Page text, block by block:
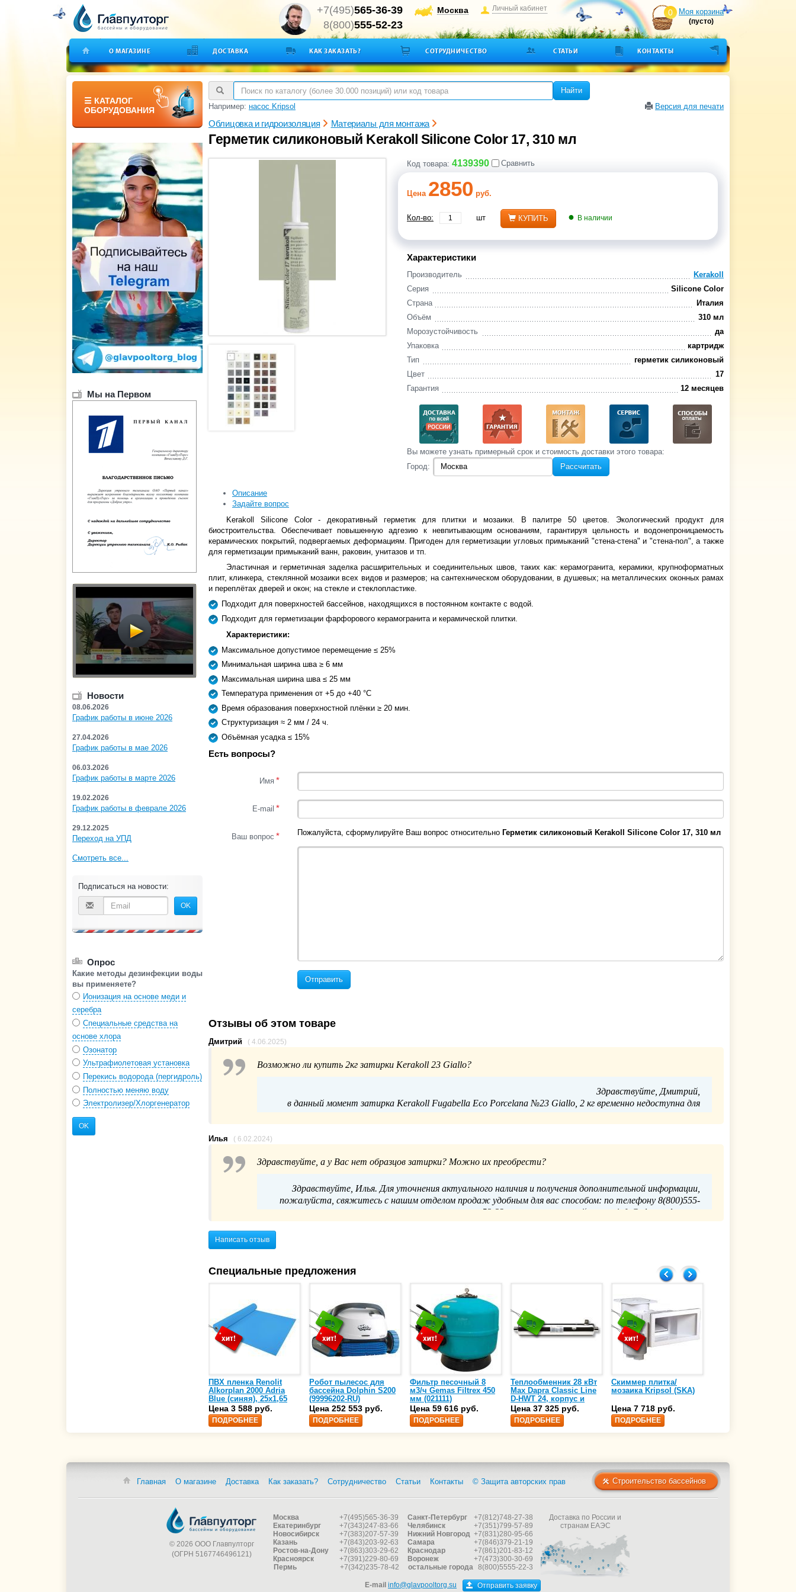
+7(495)565-36-39
8(800)555-52-23
Москва Личный кабинет 0 Моя корзина
(пусто)
О МАГАЗИНЕ ДОСТАВКА КАК ЗАКАЗАТЬ? СОТРУДНИЧЕСТВО СТАТЬИ КОНТАКТЫ
☰ КАТАЛОГ
ОБОРУДОВАНИЯ
Мы на Первом
Новости
08.06.2026
График работы в июне 2026
27.04.2026
График работы в мае 2026
06.03.2026
График работы в марте 2026
19.02.2026
График работы в феврале 2026
29.12.2025
Переход на УПД
Смотреть все...
Подписаться на новости:
OK
Опрос
Какие методы дезинфекции воды
вы применяете?
Ионизация на основе меди и
серебра
Специальные средства на
основе хлора
Озонатор
Ультрафиолетовая установка
Перекись водорода (пергидроль)
Полностью меняю воду
Электролизер/Хлоргенератор
OK
Найти
Например: насос Kripsol Версия для печати
Облицовка и гидроизоляция Материалы для монтажа
Герметик силиконовый Kerakoll Silicone Color 17, 310 мл
Код товара: 4139390 Сравнить
Цена 2850 руб.
Кол-во: шт КУПИТЬ В наличии
Характеристики
Kerakoll
Производитель
Silicone Color
Серия
Италия
Страна
310 мл
Объём
да
Морозустойчивость
картридж
Упаковка
герметик силиконовый
Тип
17
Цвет
12 месяцев
Гарантия
Вы‌ можете‌ узнать‌ примерный срок и стоимость‌ доставки этого товара:
Город:
Рассчитать
Описание
Задайте вопрос
Kerakoll Silicone Color - декоративный герметик для плитки и мозаики. В палитре 50 цветов. Экологический продукт для
биостроительства. Обеспечивает повышенную адгезию к невпитывающим основаниям, гарантируя цельность и водонепроницаемость
керамических покрытий, подвергаемых деформациям. Пригоден для герметизации угловых примыканий "стена-стена" и "стена-пол", а также
для герметизации примыканий ванн, раковин, унитазов и тп.
Эластичная и герметичная заделка расширительных и соединительных швов, таких как: керамогранита, керамики, крупноформатных
плит, клинкера, стеклянной мозаики всех видов и размеров; на сантехническом оборудовании, в душевых; на металлических оконных рамах
и переплётах дверей и окон; на стекле и стеклопластике.
Подходит для поверхностей бассейнов, находящихся в постоянном контакте с водой.
Подходит для герметизации фарфорового керамогранита и керамической плитки.
Характеристики:
Максимальное допустимое перемещение ≤ 25%
Минимальная ширина шва ≥ 6 мм
Максимальная ширина шва ≤ 25 мм
Температура применения от +5 до +40 °C
Время образования поверхностной плёнки ≥ 20 мин.
Структуризация ≈ 2 мм / 24 ч.
Объёмная усадка ≤ 15%
Есть вопросы?
Имя *
E-mail *
Ваш вопрос * Пожалуйста, сформулируйте Ваш вопрос относительно Герметик силиконовый Kerakoll Silicone Color 17, 310 мл
Отправить
Отзывы об этом товаре
Дмитрий ( 4.06.2025)
Возможно ли купить 2кг затирки Kerakoll 23 Giallo?
Здравствуйте, Дмитрий,
в данный момент затирка Kerakoll Fugabella Eco Porcelana №23 Giallo, 2 кг временно недоступна для
Для подбора аналогичной продукции или уточнения сроков поступления рекомендуем обратиться в отдел
по телефону 8 (800) 555-52-23 или по почте info@glavpooltorg.su
4.06.2025
Илья ( 6.02.2024)
Здравствуйте, а у Вас нет образцов затирки? Можно их преобрести?
Здравствуйте, Илья. Для уточнения актуального наличия и получения дополнительной информации,
пожалуйста, свяжитесь с нашим отделом продаж удобным для вас способом: по телефону 8(800)555-
52-23 или по электронной почте info@glavpooltorg.su.
Написать отзыв
Специальные предложения
ПВХ пленка Renolit
Alkorplan 2000 Adria
Blue (синяя), 25х1,65
(35216203)
Цена 3 588 руб.
ПОДРОБНЕЕ
Робот пылесос для
бассейна Dolphin S200
(99996202-RU)
Цена 252 553 руб.
ПОДРОБНЕЕ
Фильтр песочный 8
м3/ч Gemas Filtrex 450
мм (021111)
Цена 59 616 руб.
ПОДРОБНЕЕ
Теплообменник 28 кВт
Max Dapra Classic Line
D-HWT 24, корпус и
спираль нержавеющая
сталь AISI-316 (10 01
25)
Цена 37 325 руб.
ПОДРОБНЕЕ
Скиммер плитка/
мозаика Kripsol (SKA)
Цена 7 718 руб.
ПОДРОБНЕЕ
Строительство бассейнов
Главная О магазине Доставка Как заказать? Сотрудничество Статьи Контакты © Защита авторских прав
© 2026 ООО Главпулторг
(ОГРН 5167746496121)
Москва +7(495)565-36-39 Санкт-Петербург
+7(812)748-27-38
Екатеринбург
+7(343)247-83-66 Челябинск
+7(351)799-57-89
Новосибирск
+7(383)207-57-39 Нижний Новгород +7(831)280-95-66
Казань
+7(843)203-92-63 Самара
+7(846)379-21-19
Ростов-на-Дону
+7(863)303-29-62 Краснодар
+7(861)201-83-12
Красноярск
+7(391)229-80-69 Воронеж
+7(473)300-30-69
Пермь
+7(342)235-78-42 остальные города 8(800)5555-22-3
E-mail info@glavpooltorg.su Отправить заявку
Доставка по России и
странам ЕАЭС